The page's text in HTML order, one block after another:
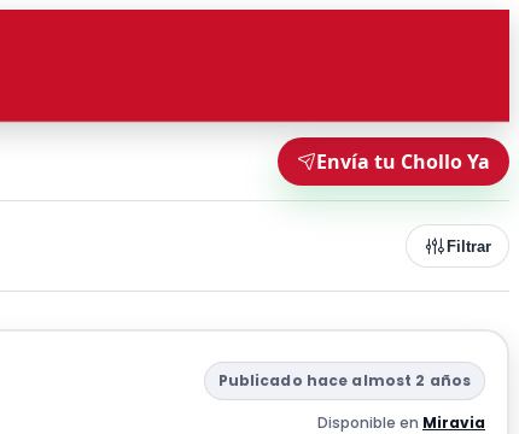
Envía tu Chollo Ya
Filtrar
Publicado hace almost 2 años
Disponible en Miravia